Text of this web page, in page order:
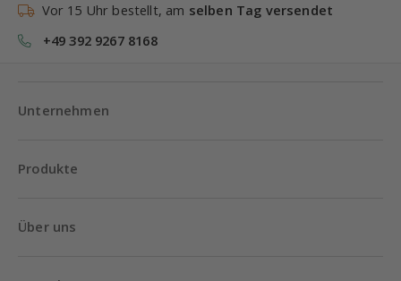
Vor 15 Uhr bestellt, am selben Tag versendet
+49 392 9267 8168
Unternehmen
Produkte
Über uns